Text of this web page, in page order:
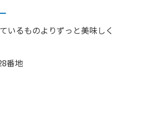
いるものよりずっと美味しく
番地